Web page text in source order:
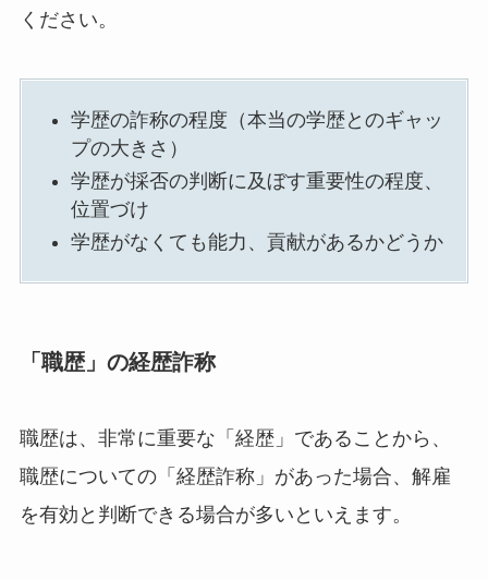
ください。
学歴の詐称の程度（本当の学歴とのギャッ
プの大きさ）
学歴が採否の判断に及ぼす重要性の程度、
位置づけ
学歴がなくても能力、貢献があるかどうか
「職歴」の経歴詐称
職歴は、非常に重要な「経歴」であることから、
職歴についての「経歴詐称」があった場合、解雇
を有効と判断できる場合が多いといえます。